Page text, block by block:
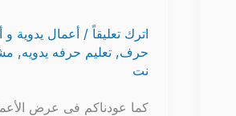
اترك تعليقاً / أعمال يدوية
حرف, تعليم حرفه يدويه,
نت
كما عودناكم فى عرض
الطباشير
كيفية
تلوين
و